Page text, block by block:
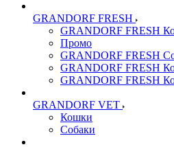
GRANDORF FRESH
GRANDORF FRESH
Промо
GRANDORF FRESH
GRANDORF FRESH
GRANDORF FRESH
GRANDORF VET
Кошки
Собаки